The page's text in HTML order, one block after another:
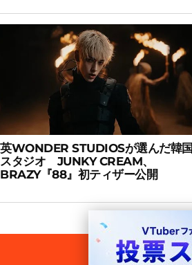
英WONDER STUDIOSが選んだ韓国
スタジオ JUNKY CREAM、
BRAZY『88』初ティザー公開